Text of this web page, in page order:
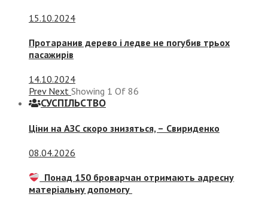
15.10.2024
Протаранив дерево і ледве не погубив трьох
пасажирів
14.10.2024
Prev Next Showing 1 Of 86
СУСПIЛЬСТВО
Ціни на АЗС скоро знизяться, – Свириденко
08.04.2026
Понад 150 броварчан отримають адресну
матеріальну допомогу